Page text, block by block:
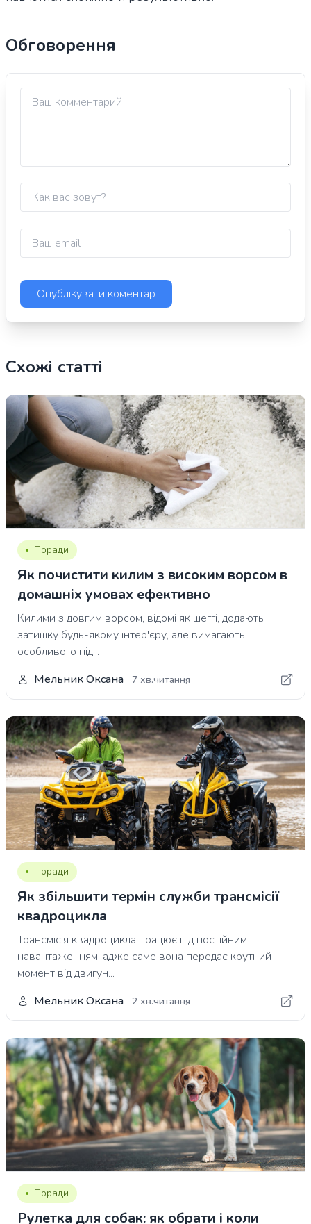
Обговорення
Схожі статті
Поради
Як почистити килим з високим ворсом в
домашніх умовах ефективно
Килими з довгим ворсом, відомі як шеггі, додають
затишку будь-якому інтер'єру, але вимагають
особливого під...
Мельник Оксана
7 хв.читання
Поради
Як збільшити термін служби трансмісії
квадроцикла
Трансмісія квадроцикла працює під постійним
навантаженням, адже саме вона передає крутний
момент від двигун...
Мельник Оксана
2 хв.читання
Поради
Рулетка для собак: як обрати і коли